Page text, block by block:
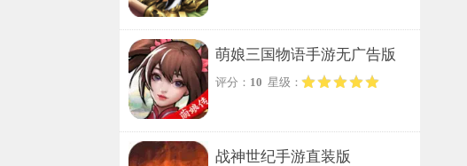
萌娘三国物语手游无广告版
评分： 10 星级：
战神世纪手游直装版